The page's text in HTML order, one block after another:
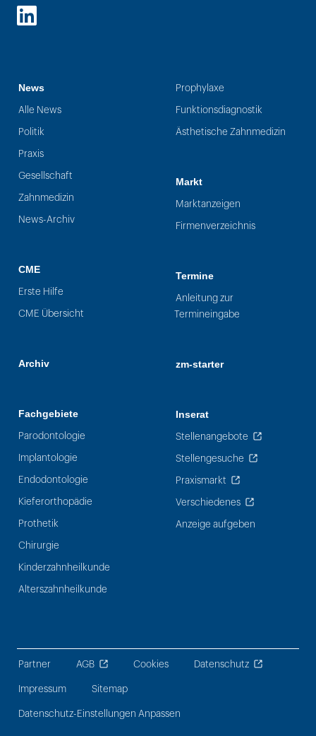
LinkedIn
News
Alle News
Politik
Praxis
Gesellschaft
Zahnmedizin
News-Archiv
CME
Erste Hilfe
CME Übersicht
Archiv
Fachgebiete
Parodontologie
Implantologie
Endodontologie
Kieferorthopädie
Prothetik
Chirurgie
Kinderzahnheilkunde
Alterszahnheilkunde
Prophylaxe
Funktionsdiagnostik
Ästhetische Zahnmedizin
Markt
Marktanzeigen
Firmenverzeichnis
Termine
Anleitung zur
Termineingabe
zm-starter
Inserat
Stellenangebote
Stellengesuche
Praxismarkt
Verschiedenes
Anzeige aufgeben
Partner AGB Cookies Datenschutz
Impressum Sitemap
Datenschutz-Einstellungen Anpassen